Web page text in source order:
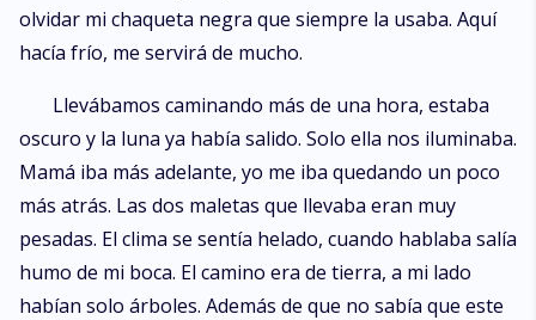
olvidar mi chaqueta negra que siempre la usaba. Aquí
hacía frío, me servirá de mucho.
Llevábamos caminando más de una hora, estaba
oscuro y la luna ya había salido. Solo ella nos iluminaba.
Mamá iba más adelante, yo me iba quedando un poco
más atrás. Las dos maletas que llevaba eran muy
pesadas. El clima se sentía helado, cuando hablaba salía
humo de mi boca. El camino era de tierra, a mi lado
habían solo árboles. Además de que no sabía que este